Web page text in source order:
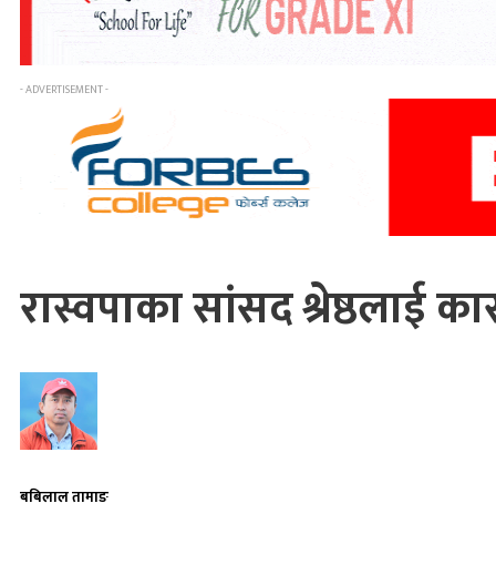
- ADVERTISEMENT -
रास्वपाका सांसद श्रेष्ठलाई
बबिलाल तामाङ